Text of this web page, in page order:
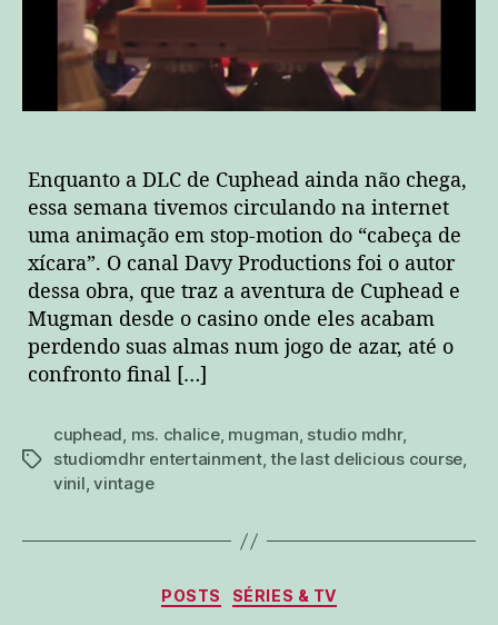
Enquanto a DLC de Cuphead ainda não chega,
essa semana tivemos circulando na internet
uma animação em stop-motion do “cabeça de
xícara”. O canal Davy Productions foi o autor
dessa obra, que traz a aventura de Cuphead e
Mugman desde o casino onde eles acabam
perdendo suas almas num jogo de azar, até o
confronto final […]
tags
cuphead, ms. chalice, mugman, studio mdhr,
studiomdhr entertainment,the last delicious course,
vinil,vintage
Categorias
POSTS SÉRIES & TV